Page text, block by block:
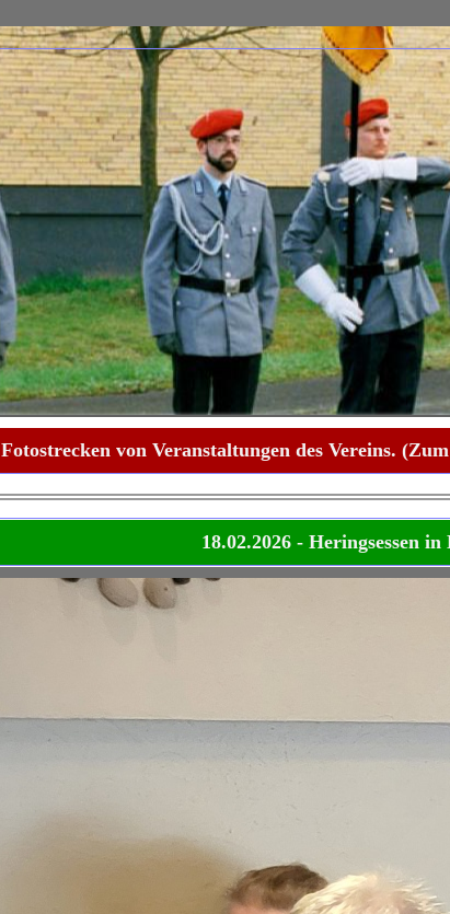
Fotostrecken von Veranstaltungen des Vereins.
18.02.2026 - Heringsessen